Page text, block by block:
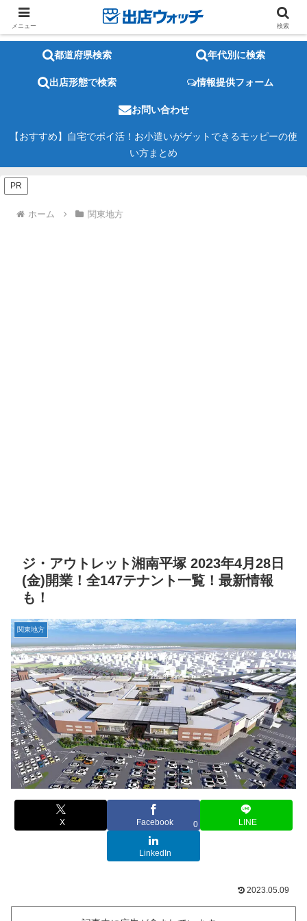
都道府県検索 年代別に検索
出店形態で検索 情報提供フォーム
お問い合わせ
【おすすめ】自宅でポイ活！お小遣いがゲットできるモッピーの使
い方まとめ
PR
ホーム 関東地方
ジ・アウトレット湘南平塚 2023年4月28日
(金)開業！全147テナント一覧！最新情報
も！
関東地方
X Facebook 0 LINE
LinkedIn
2023.05.09
メニュー 検索